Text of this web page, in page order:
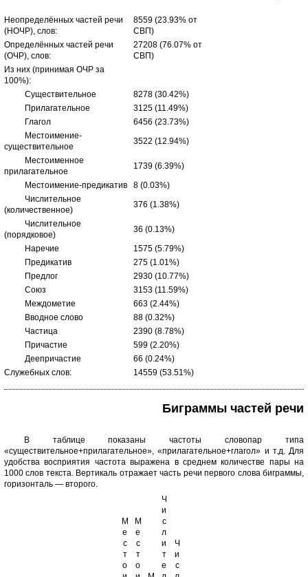
Неопределённых частей речи
(НОЧР), слов:
8559 (23.93% от
СВП)
Определённых частей речи
(ОЧР), слов:
27208 (76.07% от
СВП)
Из них (принимая ОЧР за
100%):
Существительное
8278 (30.42%)
Прилагательное
3125 (11.49%)
Глагол
6456 (23.73%)
Местоимение-
существительное
3522 (12.94%)
Местоименное
прилагательное
1739 (6.39%)
Местоимение-предикатив
8 (0.03%)
Числительное
(количественное)
376 (1.38%)
Числительное
(порядковое)
36 (0.13%)
Наречие
1575 (5.79%)
Предикатив
275 (1.01%)
Предлог
2930 (10.77%)
Союз
3153 (11.59%)
Междометие
663 (2.44%)
Вводное слово
88 (0.32%)
Частица
2390 (8.78%)
Причастие
599 (2.20%)
Деепричастие
66 (0.24%)
Служебных слов:
14559 (53.51%)
Биграммы частей речи
В таблице показаны частоты словопар типа
«существительное+прилагательное», «прилагательное+глагол» и т.д. Для
удобства восприятия частота выражена в среднем количестве пары на
1000 слов текста. Вертикаль отражает часть речи первого слова биграммы,
горизонталь — второго.
М
е
с
т
о
М
е
с
т
о
Ч
и
с
л
и
т
е
Ч
и
с